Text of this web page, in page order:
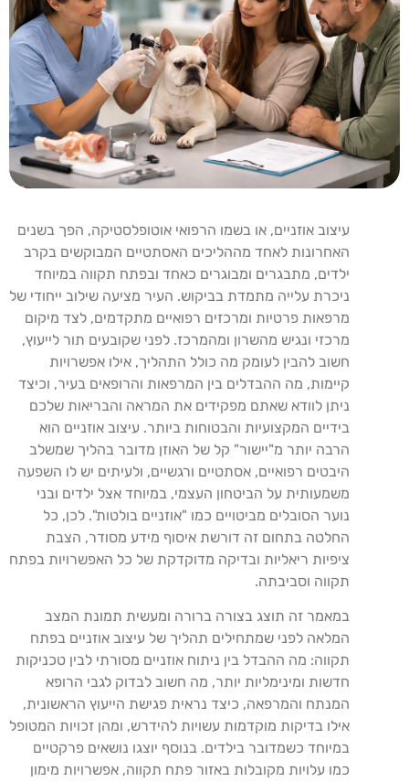
עיצוב אוזניים, או בשמו הרפואי אוטופלסטיקה, הפך בשנים
האחרונות לאחד מההליכים האסתטיים המבוקשים בקרב
ילדים, מתבגרים ומבוגרים כאחד ובפתח תקווה במיוחד
ניכרת עלייה מתמדת בביקוש. העיר מציעה שילוב ייחודי של
מרפאות פרטיות ומרכזים רפואיים מתקדמים, לצד מיקום
מרכזי ונגיש מהשרון ומהמרכז. לפני שקובעים תור לייעוץ,
חשוב להבין לעומק מה כולל התהליך, אילו אפשרויות
קיימות, מה ההבדלים בין המרפאות והרופאים בעיר, וכיצד
ניתן לוודא שאתם מפקידים את המראה והבריאות שלכם
בידיים המקצועיות והבטוחות ביותר. עיצוב אוזניים הוא
הרבה יותר מ"יישור" קל של האוזן מדובר בהליך שמשלב
היבטים רפואיים, אסתטיים ורגשיים, ולעיתים יש לו השפעה
משמעותית על הביטחון העצמי, במיוחד אצל ילדים ובני
נוער הסובלים מביטויים כמו "אוזניים בולטות". לכן, כל
החלטה בתחום זה דורשת איסוף מידע מסודר, הצבת
ציפיות ריאליות ובדיקה מדוקדקת של כל האפשרויות בפתח
תקווה וסביבתה.
במאמר זה תוצג בצורה ברורה ומעשית תמונת המצב
המלאה לפני שמתחילים תהליך של עיצוב אוזניים בפתח
תקווה: מה ההבדל בין ניתוח אוזניים מסורתי לבין טכניקות
חדשות ומינימליות יותר, מה חשוב לבדוק לגבי הרופא
המנתח והמרפאה, כיצד נראית פגישת הייעוץ הראשונית,
אילו בדיקות מוקדמות עשויות להידרש, ומהן זכויות המטופל
במיוחד כשמדובר בילדים. בנוסף יוצגו נושאים פרקטיים
כמו עלויות מקובלות באזור פתח תקווה, אפשרויות מימון